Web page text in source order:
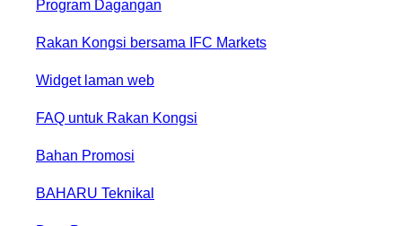
Program Dagangan
Rakan Kongsi bersama IFC Markets
Widget laman web
FAQ untuk Rakan Kongsi
Bahan Promosi
BAHARU Teknikal